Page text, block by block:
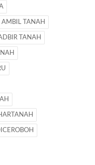
AMBIL TANAH
TANAH